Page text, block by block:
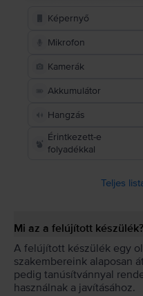
Képernyő
Mikrofon
Kamerák
Akkumulátor
Hangzás
Érintkezett-e
folyadékkal
Teljes
Mi az a felújított készülék?
A felújított készülék egy
szakembereink alaposan
pedig tanúsítvánnyal
használnak a javításához.